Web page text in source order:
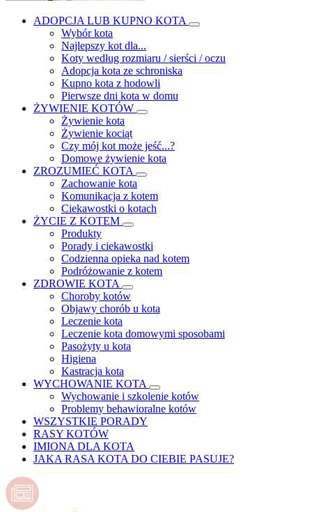
ADOPCJA LUB KUPNO KOTA
Wybór kota
Najlepszy kot dla...
Koty według rozmiaru / sierści / oczu
Adopcja kota ze schroniska
Kupno kota z hodowli
Pierwsze dni kota w domu
ŻYWIENIE KOTÓW
Żywienie kota
Żywienie kociąt
Czy mój kot może jeść...?
Domowe żywienie kota
ZROZUMIEĆ KOTA
Zachowanie kota
Komunikacja z kotem
Ciekawostki o kotach
ŻYCIE Z KOTEM
Produkty
Porady i ciekawostki
Codzienna opieka nad kotem
Podróżowanie z kotem
ZDROWIE KOTA
Choroby kotów
Objawy chorób u kota
Leczenie kota
Leczenie kota domowymi sposobami
Pasożyty u kota
Higiena
Kastracja kota
WYCHOWANIE KOTA
Wychowanie i szkolenie kotów
Problemy behawioralne kotów
WSZYSTKIE PORADY
RASY KOTÓW
IMIONA DLA KOTA
JAKA RASA KOTA DO CIEBIE PASUJE?